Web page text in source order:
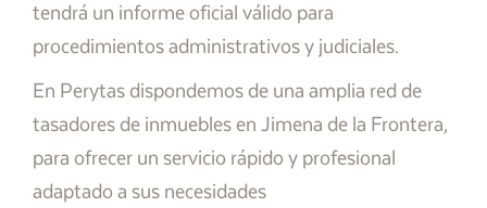
tendrá un informe oficial válido para
procedimientos administrativos y judiciales.
En Perytas dispondemos de una amplia red de
tasadores de inmuebles en Jimena de la Frontera,
para ofrecer un servicio rápido y profesional
adaptado a sus necesidades